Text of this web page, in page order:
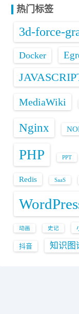
热门标签
3d-force-
Docker
MediaWiki
Nginx
PHP PPT
Redis SaaS
动画 史记
抖音 知识图